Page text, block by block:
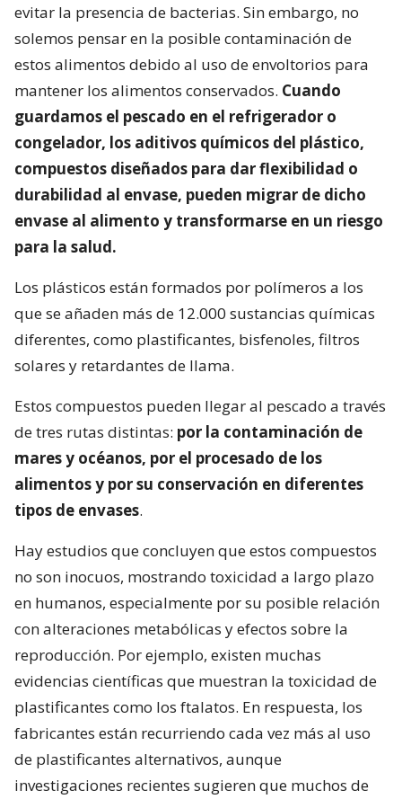
evitar la presencia de bacterias. Sin embargo, no
solemos pensar en la posible contaminación de
estos alimentos debido al uso de envoltorios para
mantener los alimentos conservados. Cuando
guardamos el pescado en el refrigerador o
congelador, los aditivos químicos del plástico,
compuestos diseñados para dar flexibilidad o
durabilidad al envase, pueden migrar de dicho
envase al alimento y transformarse en un riesgo
para la salud.
Los plásticos están formados por polímeros a los
que se añaden más de 12.000 sustancias químicas
diferentes, como plastificantes, bisfenoles, filtros
solares y retardantes de llama.
Estos compuestos pueden llegar al pescado a través
de tres rutas distintas: por la contaminación de
mares y océanos, por el procesado de los
alimentos y por su conservación en diferentes
tipos de envases.
Hay estudios que concluyen que estos compuestos
no son inocuos, mostrando toxicidad a largo plazo
en humanos, especialmente por su posible relación
con alteraciones metabólicas y efectos sobre la
reproducción. Por ejemplo, existen muchas
evidencias científicas que muestran la toxicidad de
plastificantes como los ftalatos. En respuesta, los
fabricantes están recurriendo cada vez más al uso
de plastificantes alternativos, aunque
investigaciones recientes sugieren que muchos de